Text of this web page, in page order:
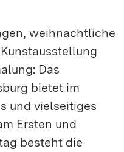
weihnachtliche
Das
bietet im
und vielseitiges
Ersten und
besteht die